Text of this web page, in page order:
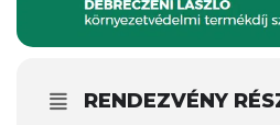
RENDEZVÉNY